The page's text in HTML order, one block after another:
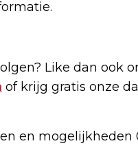
Like dan ook
of krijg gratis onze
en mogelijkheden